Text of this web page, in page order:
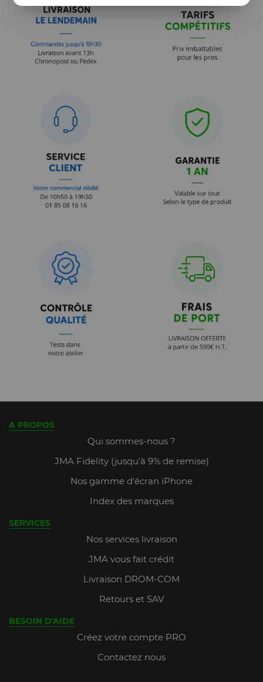
A PROPOS
Qui sommes-nous ?
JMA Fidelity (jusqu'à 9% de remise)
Nos gamme d'écran iPhone
Index des marques
SERVICES
Nos services livraison
JMA vous fait crédit
Livraison DROM-COM
Retours et SAV
BESOIN D'AIDE
Créez votre compte PRO
Contactez nous